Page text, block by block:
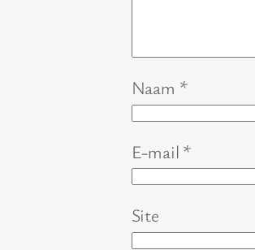
Naam *
E-mail *
Site